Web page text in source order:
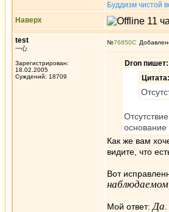
Буддизм чистой
Наверх
test
一心
Зарегистрирован:
18.02.2005
Суждений: 18709
№76850
Dron пишет:
Цитата:
основание
Как же вам
видите, что
Вот
Мой ответ: Да